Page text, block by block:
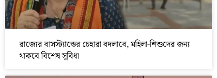
রাজ্যের বাসস্ট্যান্ডের চেহারা বদলাবে, মহিলা-শিশুদের জন্য
থাকবে বিশেষ সুবিধা